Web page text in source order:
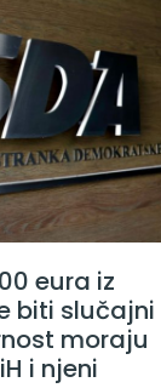
eura iz
biti slučajni
moraju
i njeni